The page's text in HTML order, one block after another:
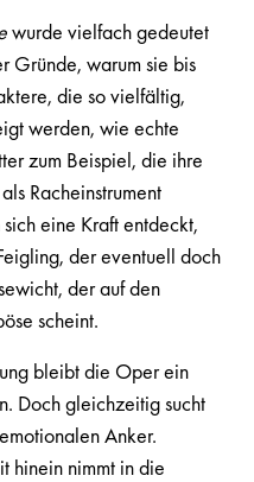
wurde vielfach gedeutet
Gründe, warum sie bis
die so vielfältig,
werden, wie echte
zum Beispiel, die ihre
Racheinstrument
eine Kraft entdeckt,
der eventuell doch
der auf den
scheint.
bleibt die Oper ein
Doch gleichzeitig sucht
Anker.
hinein nimmt in die